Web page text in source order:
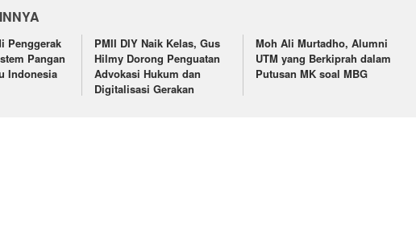
Penggerak
Pangan
Indonesia
PMII DIY Naik Kelas, Gus
Hilmy Dorong Penguatan
Advokasi Hukum dan
Digitalisasi Gerakan
Moh Ali Murtadho, Alumni
UTM yang Berkiprah dalam
Putusan MK soal MBG